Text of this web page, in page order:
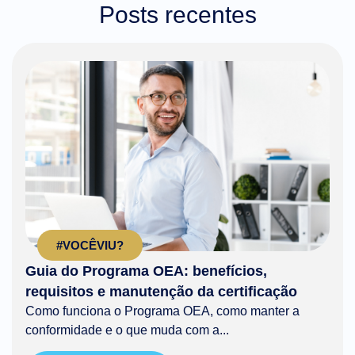
Posts recentes
#VOCÊVIU?
Guia do Programa OEA: benefícios,
requisitos e manutenção da certificação
Como funciona o Programa OEA, como manter a
conformidade e o que muda com a...